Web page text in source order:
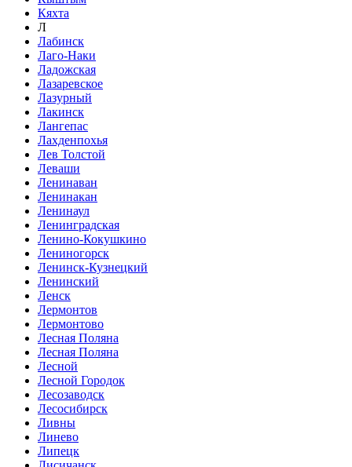
Кяхта
Л
Лабинск
Лаго-Наки
Ладожская
Лазаревское
Лазурный
Лакинск
Лангепас
Лахденпохья
Лев Толстой
Леваши
Ленинаван
Ленинакан
Ленинаул
Ленинградская
Ленино-Кокушкино
Лениногорск
Ленинск-Кузнецкий
Ленинский
Ленск
Лермонтов
Лермонтово
Лесная Поляна
Лесная Поляна
Лесной
Лесной Городок
Лесозаводск
Лесосибирск
Ливны
Линево
Липецк